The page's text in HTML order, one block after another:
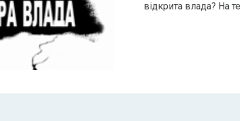
відкрита влада? На